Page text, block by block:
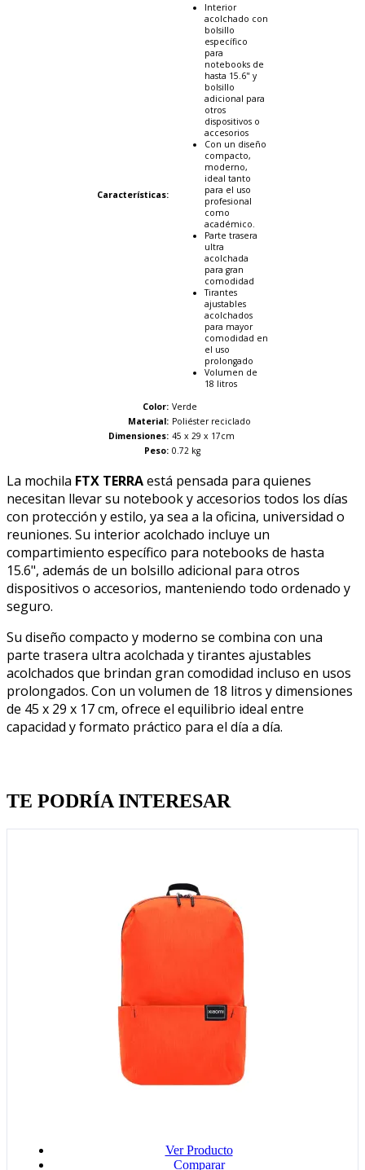
Características:
Interior
acolchado con
bolsillo
específico
para
notebooks de
hasta 15.6" y
bolsillo
adicional para
otros
dispositivos o
accesorios
Con un diseño
compacto,
moderno,
ideal tanto
para el uso
profesional
como
académico.
Parte trasera
ultra
acolchada
para gran
comodidad
Tirantes
ajustables
acolchados
para mayor
comodidad en
el uso
prolongado
Volumen de
18 litros
Color: Verde
Material: Poliéster reciclado
Dimensiones: 45 x 29 x 17cm
Peso: 0.72 kg
La mochila FTX TERRAestá pensada para quienes
necesitan llevar su notebook y accesorios todos los días
con protección y estilo, ya sea a la oficina, universidad o
reuniones. Su interior acolchado incluye un
compartimiento específico para notebooks de hasta
15.6", además de un bolsillo adicional para otros
dispositivos o accesorios, manteniendo todo ordenado y
seguro.
Su diseño compacto y moderno se combina con una
parte trasera ultra acolchada y tirantes ajustables
acolchados que brindan gran comodidad incluso en usos
prolongados. Con un volumen de 18 litros y dimensiones
de 45 x 29 x 17 cm, ofrece el equilibrio ideal entre
capacidad y formato práctico para el día a día.
TE PODRÍA INTERESAR
Ver Producto
Comparar